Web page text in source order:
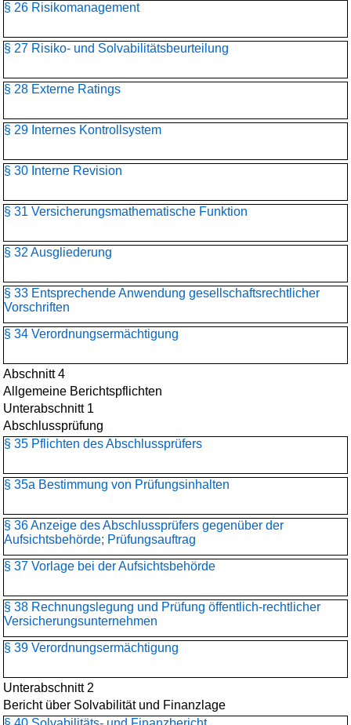
§ 26 Risikomanagement
§ 27 Risiko- und Solvabilitätsbeurteilung
§ 28 Externe Ratings
§ 29 Internes Kontrollsystem
§ 30 Interne Revision
§ 31 Versicherungsmathematische Funktion
§ 32 Ausgliederung
§ 33 Entsprechende Anwendung gesellschaftsrechtlicher
Vorschriften
§ 34 Verordnungsermächtigung
Abschnitt 4
Allgemeine Berichtspflichten
Unterabschnitt 1
Abschlussprüfung
§ 35 Pflichten des Abschlussprüfers
§ 35a Bestimmung von Prüfungsinhalten
§ 36 Anzeige des Abschlussprüfers gegenüber der
Aufsichtsbehörde; Prüfungsauftrag
§ 37 Vorlage bei der Aufsichtsbehörde
§ 38 Rechnungslegung und Prüfung öffentlich-rechtlicher
Versicherungsunternehmen
§ 39 Verordnungsermächtigung
Unterabschnitt 2
Bericht über Solvabilität und Finanzlage